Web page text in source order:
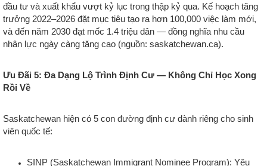
đầu tư và xuất khẩu vượt kỷ lục trong thập kỷ qua. Kế hoạch tăng
trưởng 2022–2026 đặt mục tiêu tạo ra hơn 100,000 việc làm mới,
và đến năm 2030 đạt mốc 1.4 triệu dân — đồng nghĩa nhu cầu
nhân lực ngày càng tăng cao (nguồn: saskatchewan.ca).
Ưu Đãi 5: Đa Dạng Lộ Trình Định Cư — Không Chỉ Học Xong
Rồi Về
Saskatchewan hiện có 5 con đường định cư dành riêng cho sinh
viên quốc tế:
SINP (Saskatchewan Immigrant Nominee Program): Yêu